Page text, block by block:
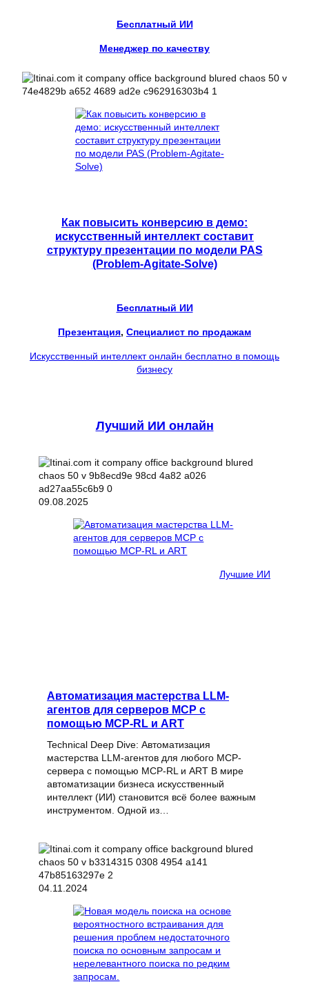
Бесплатный ИИ
Менеджер по качеству
Как повысить конверсию в демо:
искусственный интеллект составит
структуру презентации по модели PAS
(Problem-Agitate-Solve)
Бесплатный ИИ
Презентация, Специалист по продажам
Искусственный интеллект онлайн бесплатно в помощь
бизнесу
Лучший ИИ онлайн
09.08.2025
Лучшие ИИ
Автоматизация мастерства LLM-
агентов для серверов MCP с
помощью MCP-RL и ART
Technical Deep Dive: Автоматизация
мастерства LLM-агентов для любого MCP-
сервера с помощью MCP-RL и ART В мире
автоматизации бизнеса искусственный
интеллект (ИИ) становится всё более важным
инструментом. Одной из…
04.11.2024